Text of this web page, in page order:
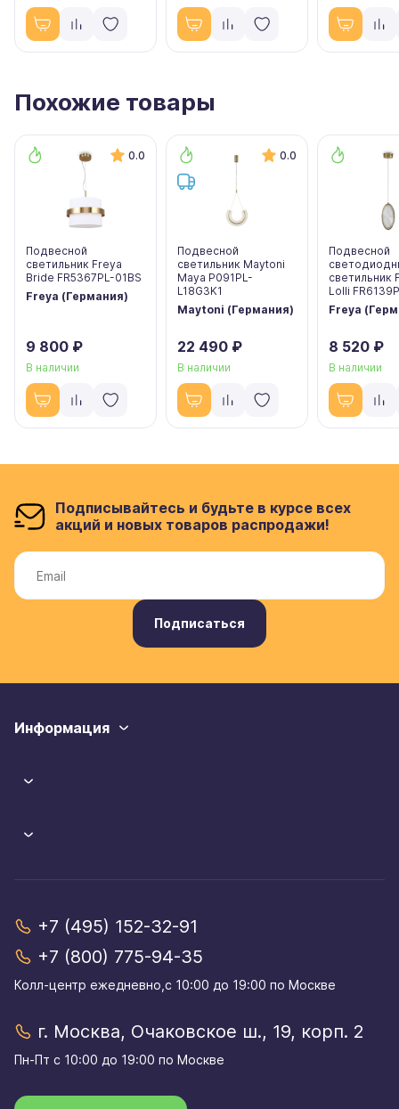
Похожие товары
0.0
Подвесной
светильник Freya
Bride FR5367PL-01BS
Freya (Германия)
9 800 ₽
В наличии
0.0
Подвесной
светильник Maytoni
Maya P091PL-
L18G3K1
Maytoni (Германия)
22 490 ₽
В наличии
Подвесной
светильник
Lolli
Freya
8 520 ₽
В наличии
Подписывайтесь и будьте в курсе всех
акций и новых товаров распродажи!
Подписаться
Информация
+7 (495) 152-32-91
+7 (800) 775-94-35
Колл-центр eжедневно,с 10:00 до 19:00 по Москве
г. Москва, Очаковское ш., 19, корп. 2
Пн-Пт с 10:00 до 19:00 по Москве